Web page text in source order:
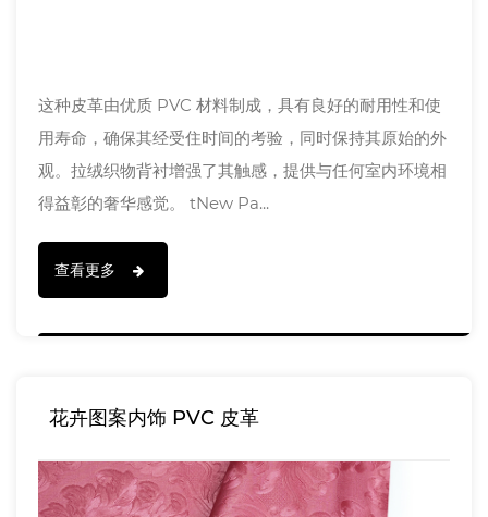
这种皮革由优质 PVC 材料制成，具有良好的耐用性和使
用寿命，确保其经受住时间的考验，同时保持其原始的外
观。拉绒织物背衬增强了其触感，提供与任何室内环境相
得益彰的奢华感觉。 tNew Pa...
查看更多
花卉图案内饰 PVC 皮革